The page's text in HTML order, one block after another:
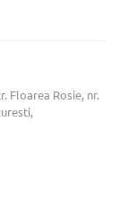
Floarea Rosie, nr.